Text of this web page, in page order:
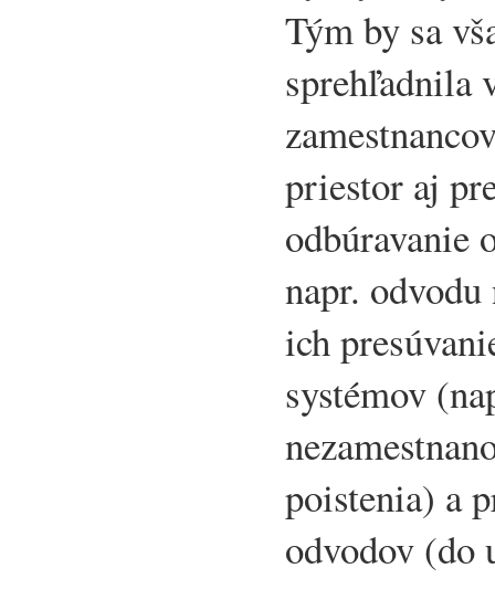
Tým by sa
sprehľadnila
priestor aj
odbúravanie
napr.
ich
systémov
poistenia) a
odvodov